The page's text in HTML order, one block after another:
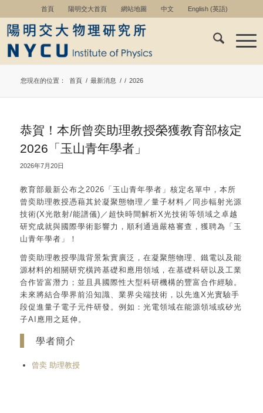
首頁 陽明交大首頁 網站地圖 中文 English(英語)
您現在的位置： 首頁 / 最新消息 / / 2026
恭賀！本所曾奕助理教授榮獲教育部核定
2026「玉山青年學者」
2026年7月20日
教育部最新公布之2026「玉山青年學者」核定名單中，本所
曾奕助理教授憑藉其於凝聚態物理／量子材料／同步輻射光源
技術(X光散射/能譜儀)／超快時間解析X光技術等領域之卓越
研究成就與國際學術影響力，順利通過嚴格審查，獲聘為「玉
山青年學者」！
曾奕助理教授學識背景紮實廣泛，在凝聚態物理、鐵電以及能
源材料的相關研究橫跨基礎和應用領域，在基礎科研以及工業
合作皆富潛力；並且具國際性大型科研機構的豐富合作經驗。
未來將結合學界前沿知識、業界尖端技術，以先進X光實驗手
段促進量子電子元件研發。例如：光電領域在能源領域或矽光
子AI應用之延伸。
學者簡介
曾奕 助理教授